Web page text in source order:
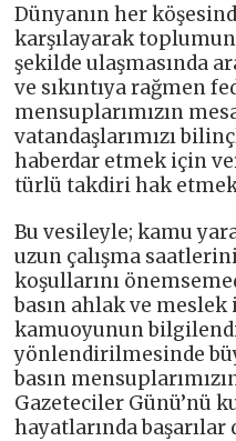
Dünyanın her
karşılayarak
şekilde ulaşmasında
ve sıkıntıya rağmen
mensuplarımızın
vatandaşlarımızı
haberdar etmek için
türlü takdiri hak
Bu vesileyle; kamu
uzun çalışma
koşullarını
basın ahlak ve
kamuoyunun
yönlendirilmesinde
basın
Gazeteciler Günü’nü
hayatlarında